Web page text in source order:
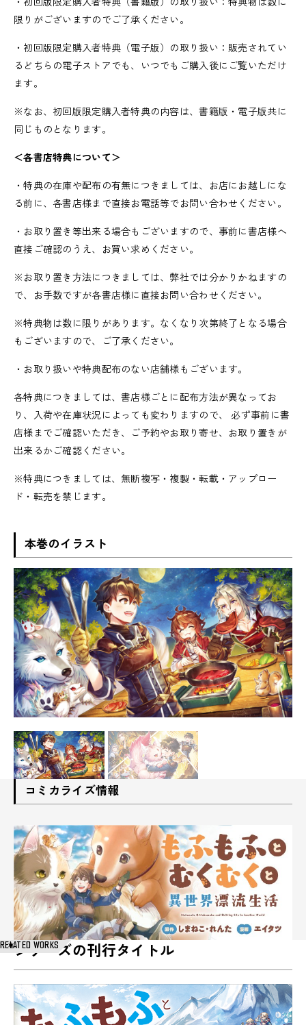
限りがございますのでご了承ください。
・初回版限定購入者特典（電子版）の取り扱い：販売されてい
るどちらの電子ストアでも、いつでもご購入後にご覧いただけ
ます。
※なお、初回版限定購入者特典の内容は、書籍版・電子版共に
同じものとなります。
＜各書店特典について＞
・特典の在庫や配布の有無につきましては、お店にお越しにな
る前に、各書店様まで直接お電話等でお問い合わせください。
・お取り置き等出来る場合もございますので、事前に書店様へ
直接ご確認のうえ、お買い求めください。
※お取り置き方法につきましては、弊社では分かりかねますの
で、お手数ですが各書店様に直接お問い合わせください。
※特典物は数に限りがあります。なくなり次第終了となる場合
もございますので、ご了承ください。
・お取り扱いや特典配布のない店舗様もございます。
各特典につきましては、書店様ごとに配布方法が異なってお
り、入荷や在庫状況によっても変わりますので、 必ず事前に書
店様までご確認いただき、ご予約やお取り寄せ、お取り置きが
出来るかご確認ください。
※特典につきましては、無断複写・複製・転載・アップロー
ド・転売を禁じます。
本巻のイラスト
コミカライズ情報
RELATED WORKS
シリーズの刊行タイトル